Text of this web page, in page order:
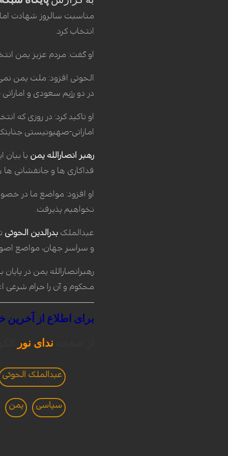
مناسبت سالروز شهادت
انتخاب کرد.
او گفت: مردم عزیز یمن
الحوثی افزود: ملت یمن
در دو رژیم سعودی و اماراتی
او تاکید کرد: در روزی که
اماراتی-صهیونیستی
رهبر انصارالله یمن با
فداکاری ها و جانفشانی
او افزود: مواضع ما در
نخواهیم پذیرفت.
عبدالملک بدرالدین الحوثی
و سراسر جهان، مواضع
رهبرانصارالله یمن در
محکوم و آن را حرام شرعی
برای اطلاع از آخرین
ندای نور
عبدالملک الحوثی
سیاسی يمن